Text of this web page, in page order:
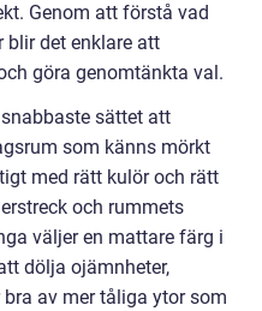
Genom att förstå vad
blir det enklare att
göra genomtänkta val.
sättet att
som känns mörkt
med rätt kulör och rätt
och rummets
väljer en mattare färg i
dölja ojämnheter,
av mer tåliga ytor som